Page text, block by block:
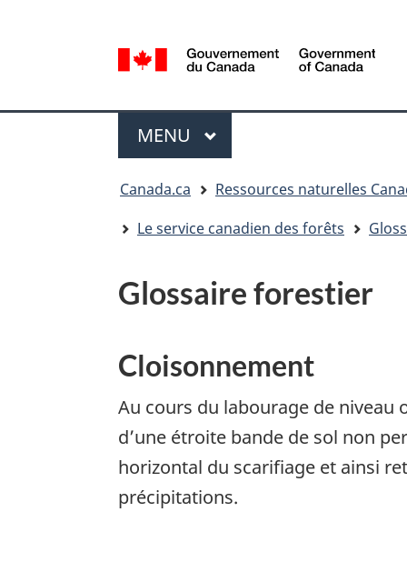
de
la
Government
MENU PRINCIPAL
Canada.ca
Ressources naturelles
Le service canadien des forêts
Glossaire forestier
Cloisonnement
Au cours du labourage de niveau
d’une étroite bande de sol non
horizontal du scarifiage et ainsi
précipitations.